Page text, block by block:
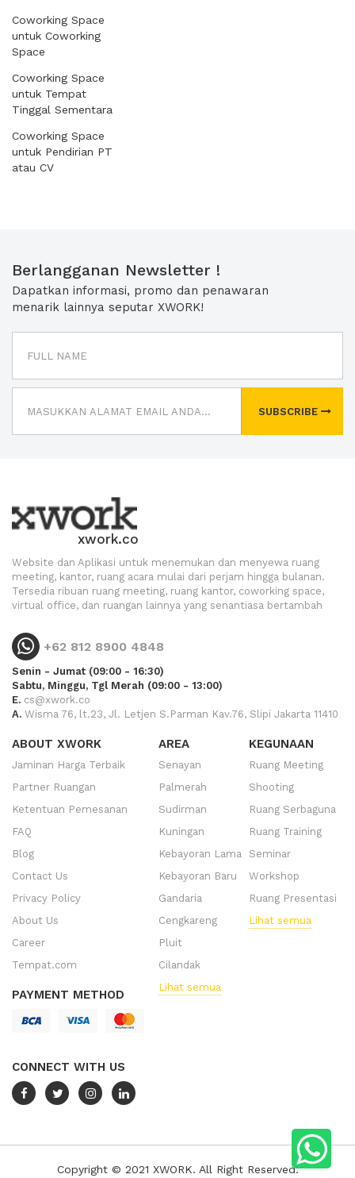
Coworking Space
untuk Coworking
Space
Coworking Space
untuk Tempat
Tinggal Sementara
Coworking Space
untuk Pendirian PT
atau CV
Berlangganan Newsletter !
Dapatkan informasi, promo dan penawaran
menarik lainnya seputar XWORK!
SUBSCRIBE
xwork.co
Website dan Aplikasi untuk menemukan dan menyewa ruang
meeting, kantor, ruang acara mulai dari perjam hingga bulanan.
Tersedia ribuan ruang meeting, ruang kantor, coworking space,
virtual office, dan ruangan lainnya yang senantiasa bertambah
+62 812 8900 4848
Senin - Jumat (09:00 - 16:30)
Sabtu, Minggu, Tgl Merah (09:00 - 13:00)
E. cs@xwork.co
A. Wisma 76, lt.23, Jl. Letjen S.Parman Kav.76, Slipi Jakarta 11410
ABOUT XWORK
Jaminan Harga Terbaik
Partner Ruangan
Ketentuan Pemesanan
FAQ
Blog
Contact Us
Privacy Policy
About Us
Career
Tempat.com
PAYMENT METHOD
CONNECT WITH US
AREA
Senayan
Palmerah
Sudirman
Kuningan
Kebayoran Lama
Kebayoran Baru
Gandaria
Cengkareng
Pluit
Cilandak
Lihat semua
KEGUNAAN
Ruang Meeting
Shooting
Ruang Serbaguna
Ruang Training
Seminar
Workshop
Ruang Presentasi
Lihat semua
Copyright © 2021 XWORK. All Right Reserved.